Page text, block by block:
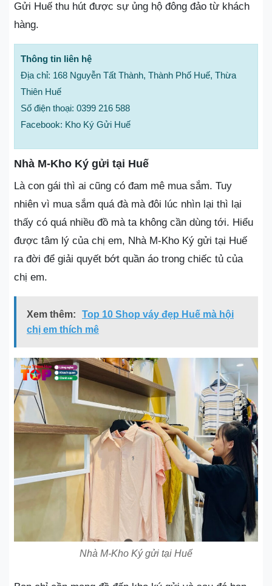
Gửi Huế thu hút được sự ủng hộ đông đảo từ khách
hàng.
Thông tin liên hệ
Địa chỉ: 168 Nguyễn Tất Thành, Thành Phố Huế, Thừa
Thiên Huế
Số điện thoại: 0399 216 588
Facebook: Kho Ký Gửi Huế
Nhà M-Kho Ký gửi tại Huế
Là con gái thì ai cũng có đam mê mua sắm. Tuy
nhiên vì mua sắm quá đà mà đôi lúc nhìn lại thì lại
thấy có quá nhiều đồ mà ta không cần dùng tới. Hiểu
được tâm lý của chị em, Nhà M-Kho Ký gửi tại Huế
ra đời để giải quyết bớt quần áo trong chiếc tủ của
chị em.
Xem thêm:
Top 10 Shop váy đẹp Huế mà hội
chị em thích mê
Nhà M-Kho Ký gửi tại Huế